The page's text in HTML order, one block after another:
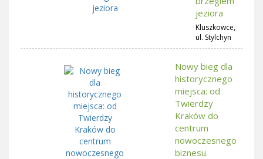
jeziora
Kluszkowce,
ul. Stylchyn
Nowy bieg dla
historycznego
miejsca: od
Twierdzy
Kraków do
centrum
nowoczesnego
biznesu.